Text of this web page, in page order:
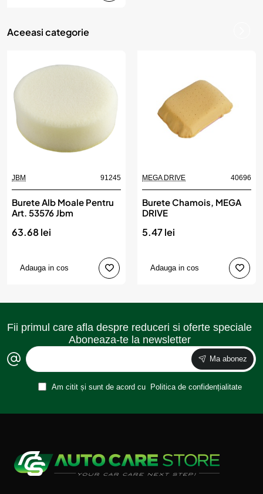
Aceeasi categorie
JBM 91245
Burete Alb Moale Pentru
Art. 53576 Jbm
63.68 lei
Adauga in cos
MEGA DRIVE 40696
Burete Chamois, MEGA
DRIVE
5.47 lei
Adauga in cos
Fii primul care afla despre reduceri si oferte speciale
Aboneaza-te la newsletter
Ma abonez
Am citit și sunt de acord cu Politica de confidențialitate